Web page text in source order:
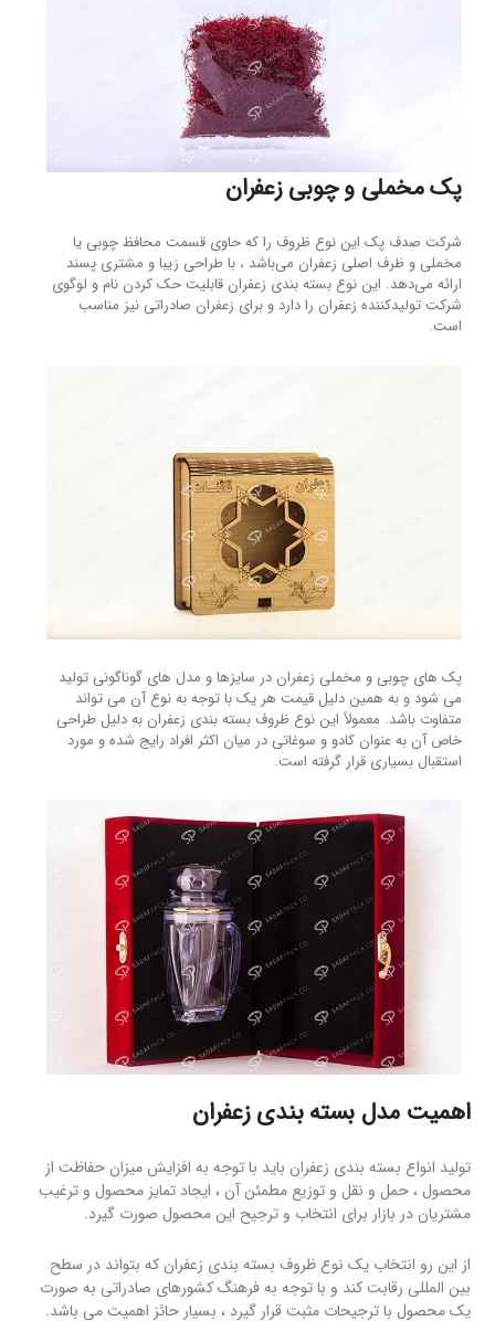
پک مخملی و چوبی زعفران
شرکت صدف پک این نوع ظروف را که حاوی قسمت محافظ چوبی یا
مخملی و ظرف اصلی زعفران می‌باشد ، با طراحی زیبا و مشتری پسند
ارائه می‌دهد. این نوع بسته بندی زعفران قابلیت حک کردن نام و لوگوی
شرکت تولیدکننده زعفران را دارد و برای زعفران صادراتی نیز مناسب
است.
پک های چوبی و مخملی زعفران در سایزها و مدل های گوناگونی تولید
می شود و به همین دلیل قیمت هر یک با توجه به نوع آن می تواند
متفاوت باشد. معمولاً این نوع ظروف بسته بندی زعفران به دلیل طراحی
خاص آن به عنوان کادو و سوغاتی در میان اکثر افراد رایج شده و مورد
استقبال بسیاری قرار گرفته است.
اهمیت مدل بسته بندی زعفران
تولید انواع بسته بندی زعفران باید با توجه به افزایش میزان حفاظت از
محصول ، حمل و نقل و توزیع مطمئن آن ، ایجاد تمایز محصول و ترغیب
مشتریان در بازار برای انتخاب و ترجیح این محصول صورت گیرد.
از این رو انتخاب یک نوع ظروف بسته بندی زعفران که بتواند در سطح
بین المللی رقابت کند و با توجه به فرهنگ کشورهای صادراتی به صورت
یک محصول با ترجیحات مثبت قرار گیرد ، بسیار حائز اهمیت می باشد.